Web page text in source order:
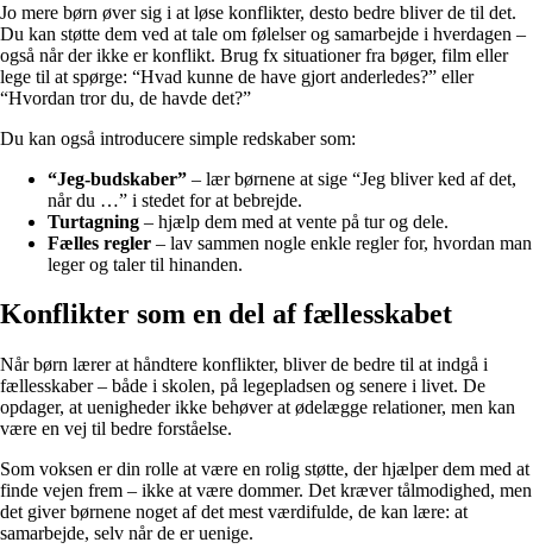
Jo mere børn øver sig i at løse konflikter, desto bedre bliver de til det.
Du kan støtte dem ved at tale om følelser og samarbejde i hverdagen –
også når der ikke er konflikt. Brug fx situationer fra bøger, film eller
lege til at spørge: “Hvad kunne de have gjort anderledes?” eller
“Hvordan tror du, de havde det?”
Du kan også introducere simple redskaber som:
“Jeg-budskaber” – lær børnene at sige “Jeg bliver ked af det,
når du …” i stedet for at bebrejde.
Turtagning – hjælp dem med at vente på tur og dele.
Fælles regler – lav sammen nogle enkle regler for, hvordan man
leger og taler til hinanden.
Konflikter som en del af fællesskabet
Når børn lærer at håndtere konflikter, bliver de bedre til at indgå i
fællesskaber – både i skolen, på legepladsen og senere i livet. De
opdager, at uenigheder ikke behøver at ødelægge relationer, men kan
være en vej til bedre forståelse.
Som voksen er din rolle at være en rolig støtte, der hjælper dem med at
finde vejen frem – ikke at være dommer. Det kræver tålmodighed, men
det giver børnene noget af det mest værdifulde, de kan lære: at
samarbejde, selv når de er uenige.